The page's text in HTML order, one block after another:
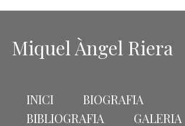
Miquel Àngel Riera
INICI
BIOGRAFIA
BIBLIOGRAFIA
GALERIA